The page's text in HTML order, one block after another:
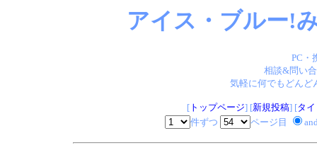
アイス・ブルー!
PC・
相談&問い
気軽に何でもどん
[トップページ] [新規投稿] [タ
件ずつ
ページ目